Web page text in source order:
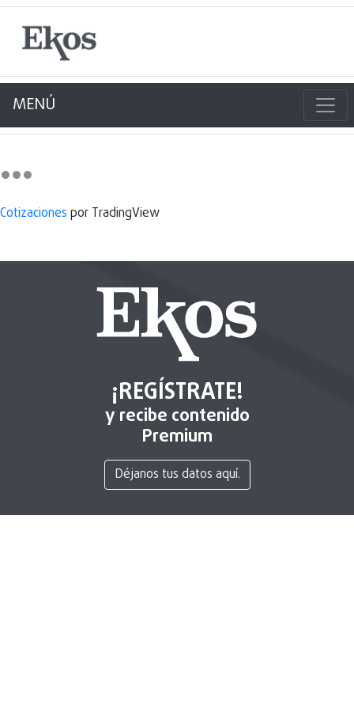
MENÚ
Cotizaciones por TradingView
¡REGÍSTRATE!
y recibe contenido
Premium
Déjanos tus datos aquí.